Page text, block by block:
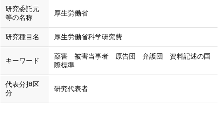
研究委託元
等の名称
厚生労働省
研究種目名 厚生労働省科学研究費
キーワード
薬害 被害当事者 原告団 弁護団 資料記述の国
際標準
代表分担区
分
研究代表者